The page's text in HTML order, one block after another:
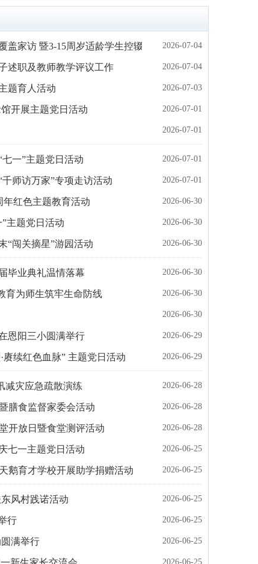
盖家访 暨3-15周岁适龄学生控辍保学专项行动
2026-07-04
述职及教师教学评议工作 2026-07-04
题育人活动 2026-07-03
开展主题党日活动 2026-07-01
2026-07-01
一”主题党日活动 2026-07-01
师访万家”专项走访活动 2026-07-01
红色主题教育活动 2026-06-30
主题党日活动 2026-06-30
“闯关摘星”游园活动 2026-06-30
毕业典礼温情落幕 2026-06-30
育为师生筑牢生命防线 2026-06-30
2026-06-30
恩阳三小圆满举行 2026-06-29
续红色血脉” 主题党日活动 2026-06-29
减灾应急疏散演练 2026-06-28
膳食监督家委会活动 2026-06-28
开放日暨食堂测评活动 2026-06-28
七一主题党日活动 2026-06-25
鹅育才学校开展助学捐赠活动 2026-06-25
风村践诺活动 2026-06-25
行 2026-06-25
满举行 2026-06-25
2026-06-25